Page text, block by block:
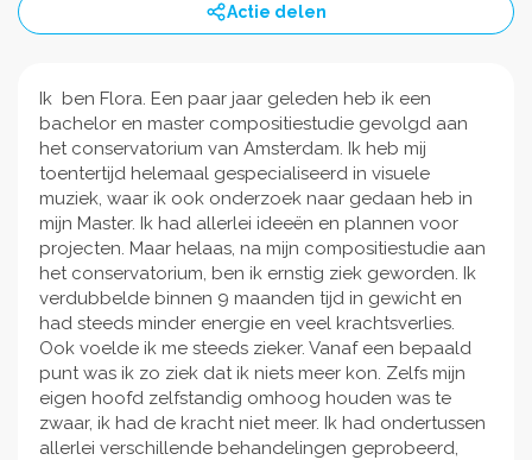
Actie delen
Ik ben Flora. Een paar jaar geleden heb ik een
bachelor en master compositiestudie gevolgd aan
het conservatorium van Amsterdam. Ik heb mij
toentertijd helemaal gespecialiseerd in visuele
muziek, waar ik ook onderzoek naar gedaan heb in
mijn Master. Ik had allerlei ideeën en plannen voor
projecten. Maar helaas, na mijn compositiestudie aan
het conservatorium, ben ik ernstig ziek geworden. Ik
verdubbelde binnen 9 maanden tijd in gewicht en
had steeds minder energie en veel krachtsverlies.
Ook voelde ik me steeds zieker. Vanaf een bepaald
punt was ik zo ziek dat ik niets meer kon. Zelfs mijn
eigen hoofd zelfstandig omhoog houden was te
zwaar, ik had de kracht niet meer. Ik had ondertussen
allerlei verschillende behandelingen geprobeerd,